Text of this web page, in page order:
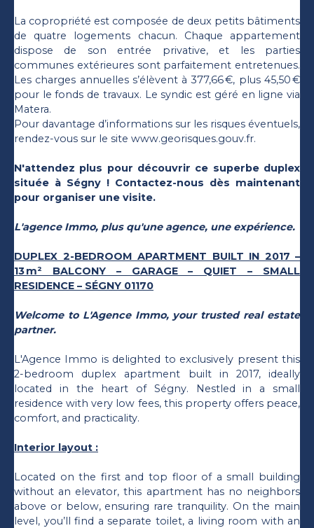
La copropriété est composée de deux petits bâtiments
de quatre logements chacun. Chaque appartement
dispose de son entrée privative, et les parties
communes extérieures sont parfaitement entretenues.
Les charges annuelles s’élèvent à 377,66 €, plus 45,50 €
pour le fonds de travaux. Le syndic est géré en ligne via
Matera.
Pour davantage d’informations sur les risques éventuels,
rendez-vous sur le site www.georisques.gouv.fr.
N'attendez plus pour découvrir ce superbe duplex
située à Ségny ! Contactez-nous dès maintenant
pour organiser une visite.
L'agence Immo, plus qu'une agence, une expérience.
DUPLEX 2-BEDROOM APARTMENT BUILT IN 2017 –
13 m² BALCONY – GARAGE – QUIET – SMALL
RESIDENCE – SÉGNY 01170
Welcome to L'Agence Immo, your trusted real estate
partner.
L'Agence Immo is delighted to exclusively present this
2-bedroom duplex apartment built in 2017, ideally
located in the heart of Ségny. Nestled in a small
residence with very low fees, this property offers peace,
comfort, and practicality.
Interior layout :
Located on the first and top floor of a small building
without an elevator, this apartment has no neighbors
above or below, ensuring rare tranquility. On the main
level, you’ll find a separate toilet, a living room with an